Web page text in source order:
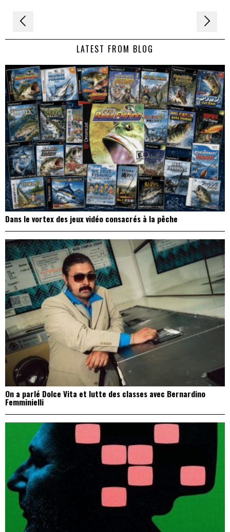
Navigation
de LATEST FROM BLOG
Dans le vortex des jeux vidéo consacrés à la pêche
On a parlé Dolce Vita et lutte des classes avec Bernardino
Femminielli